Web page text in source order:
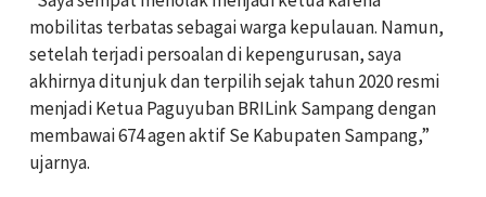
mobilitas terbatas sebagai warga kepulauan. Namun,
setelah terjadi persoalan di kepengurusan, saya
akhirnya ditunjuk dan terpilih sejak tahun 2020 resmi
menjadi Ketua Paguyuban BRILink Sampang dengan
membawai 674 agen aktif Se Kabupaten Sampang,”
ujarnya.